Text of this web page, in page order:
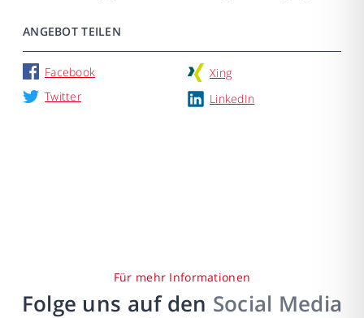
ANGEBOT TEILEN
Facebook
Twitter
Xing
LinkedIn
Für mehr Informationen
Folge uns auf den Social Media